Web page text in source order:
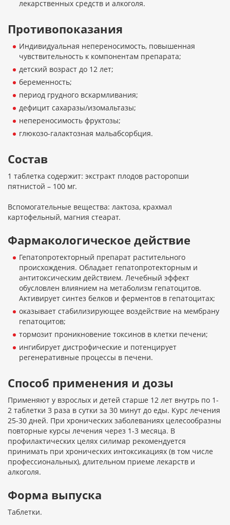
лекарственных средств и алкоголя.
Противопоказания
Индивидуальная непереносимость, повышенная
чувствительность к компонентам препарата;
детский возраст до 12 лет;
беременность;
период грудного вскармливания;
дефицит сахаразы/изомальтазы;
непереносимость фруктозы;
глюкозо-галактозная мальабсорбция.
Состав
1 таблетка содержит: экстракт плодов расторопши
пятнистой – 100 мг.
Вспомогательные вещества: лактоза, крахмал
картофельный, магния стеарат.
Фармакологическое действие
Гепатопротекторный препарат растительного
происхождения. Обладает гепатопротекторным и
антитоксическим действием. Лечебный эффект
обусловлен влиянием на метаболизм гепатоцитов.
Активирует синтез белков и ферментов в гепатоцитах;
оказывает стабилизирующее воздействие на мембрану
гепатоцитов;
тормозит проникновение токсинов в клетки печени;
ингибирует дистрофические и потенцирует
регенеративные процессы в печени.
Способ применения и дозы
Применяют у взрослых и детей старше 12 лет внутрь по 1-
2 таблетки 3 раза в сутки за 30 минут до еды. Курс лечения
25-30 дней. При хронических заболеваниях целесообразны
повторные курсы лечения через 1-3 месяца. В
профилактических целях силимар рекомендуется
принимать при хронических интоксикациях (в том числе
профессиональных), длительном приеме лекарств и
алкоголя.
Форма выпуска
Таблетки.